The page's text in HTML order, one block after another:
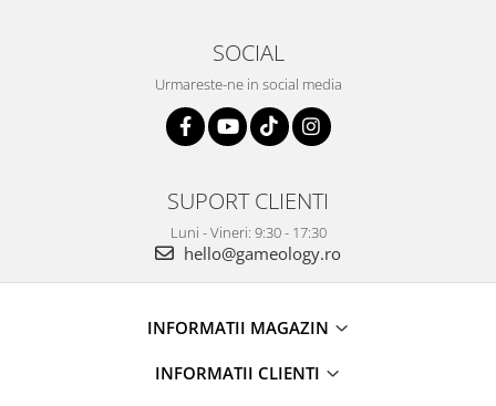
SOCIAL
Urmareste-ne in social media
SUPORT CLIENTI
Luni - Vineri: 9:30 - 17:30
hello@gameology.ro
INFORMATII MAGAZIN
INFORMATII CLIENTI